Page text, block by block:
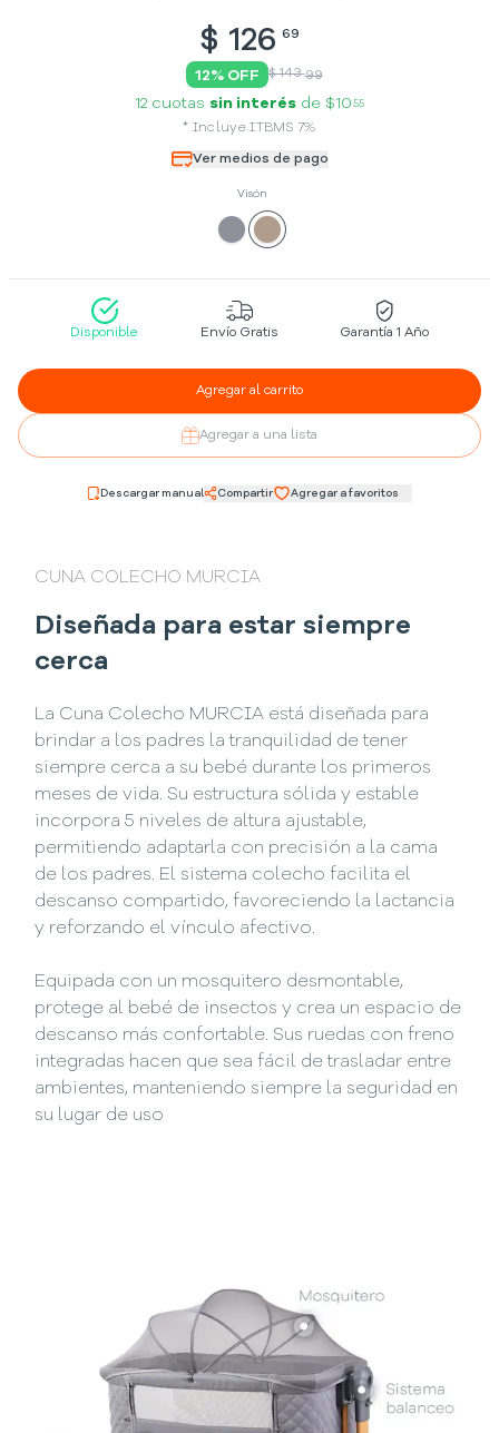
$ 126 69
12% OFF $ 143 99
12 cuotas sin interés de $10 55
* Incluye ITBMS 7%
Ver medios de pago
Visón
Disponible Envío Gratis Garantía 1 Año
Agregar al carrito
Agregar a una lista
Descargar manual Compartir Agregar a favoritos
CUNA COLECHO MURCIA
Diseñada para estar siempre
cerca
La Cuna Colecho MURCIA está diseñada para
brindar a los padres la tranquilidad de tener
siempre cerca a su bebé durante los primeros
meses de vida. Su estructura sólida y estable
incorpora 5 niveles de altura ajustable,
permitiendo adaptarla con precisión a la cama
de los padres. El sistema colecho facilita el
descanso compartido, favoreciendo la lactancia
y reforzando el vínculo afectivo.
Equipada con un mosquitero desmontable,
protege al bebé de insectos y crea un espacio de
descanso más confortable. Sus ruedas con freno
integradas hacen que sea fácil de trasladar entre
ambientes, manteniendo siempre la seguridad en
su lugar de uso